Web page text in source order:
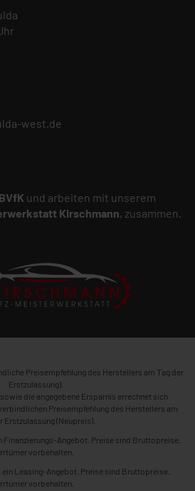
west.de
BVfK und arbeiten mit unserem
Kirschmann, zusammen.
Preisempfehlung des Herstellers am Tag der
Erstzulassung).
die angegebene Ersparnis errechnet sich
Preisempfehlung des Herstellers am
Erstzulassung (Neupreis).
Finanzierungs-Angebot. Preise sind Bruttopreise.
vorbehalten.
Leasing-Angebot. Preise sind Bruttopreise.
vorbehalten.